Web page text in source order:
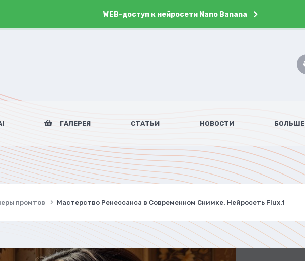
WEB-доступ к нейросети Nano Banana
ГАЛЕРЕЯ СТАТЬИ НОВОСТИ БОЛЬШЕ
промтов Мастерство Ренессанса в Современном Снимке. Нейросеть Flux.1